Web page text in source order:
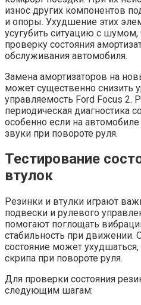
износ других компонентов
и опоры. Ухудшение этих
усугубить ситуацию с шумом,
проверку состояния
обслуживания автомобиля.
Замена амортизаторов на
может существенно снизить
управляемость Ford Focus 2.
периодическая диагностика
особенно если на
звуки при повороте руля.
Тестирование
втулок
Резинки и втулки играют
подвески и рулевого
помогают поглощать
стабильность при движении.
состояние может
скрипа при повороте руля.
Для проверки состояния
следующим шагам: